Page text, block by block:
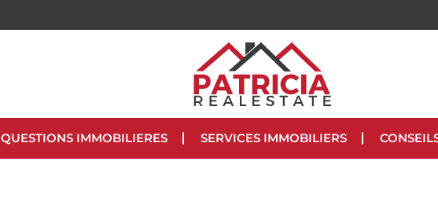
QUESTIONS IMMOBILIERES SERVICES IMMOBILIERS